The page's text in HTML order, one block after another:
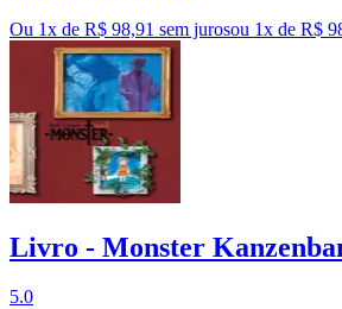
Ou 1x de R$ 98,91 sem jurosou 1x de R$
Livro - Monster
5.0